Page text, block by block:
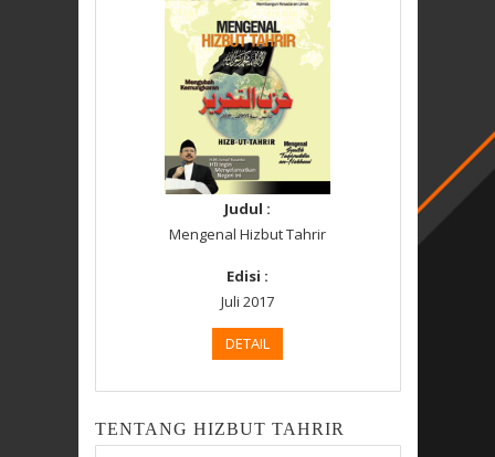
Judul :
Mengenal Hizbut Tahrir
Edisi :
Juli 2017
DETAIL
TENTANG HIZBUT TAHRIR